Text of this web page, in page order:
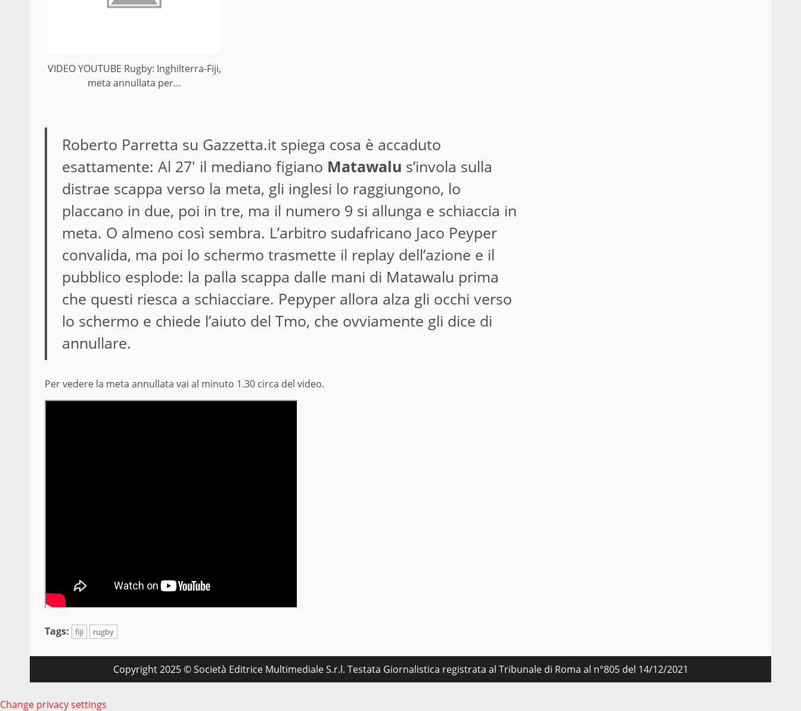
VIDEO YOUTUBE Rugby: Inghilterra-Fiji,
meta annullata per…
Roberto Parretta su Gazzetta.itspiega cosa è accaduto
esattamente: Al 27′ il mediano figiano Matawalu s’invola sulla
distrae scappa verso la meta, gli inglesi lo raggiungono, lo
placcano in due, poi in tre, ma il numero 9 si allunga e schiaccia in
meta. O almeno così sembra. L’arbitro sudafricano Jaco Peyper
convalida, ma poi lo schermo trasmette il replay dell’azione e il
pubblico esplode: la palla scappa dalle mani di Matawalu prima
che questi riesca a schiacciare. Pepyper allora alza gli occhi verso
lo schermo e chiede l’aiuto del Tmo, che ovviamente gli dice di
annullare.
Per vedere la meta annullata vai al minuto 1.30 circa del video.
Tags: fiji rugby
Copyright 2025 © Società Editrice Multimediale S.r.l. Testata Giornalistica registrata al Tribunale di Roma al n°805 del 14/12/2021
Change privacy settings